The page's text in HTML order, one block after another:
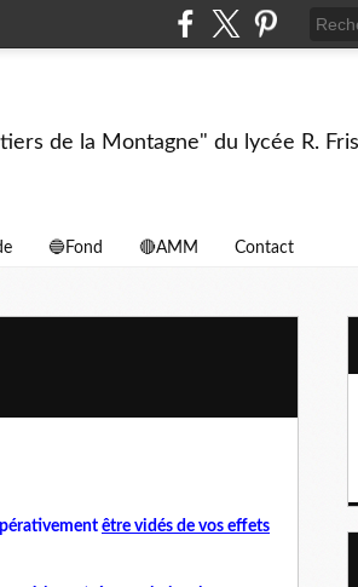
de la Montagne" du lycée R.
🔵Fond 🔴AMM Contact
être vidés de vos effets